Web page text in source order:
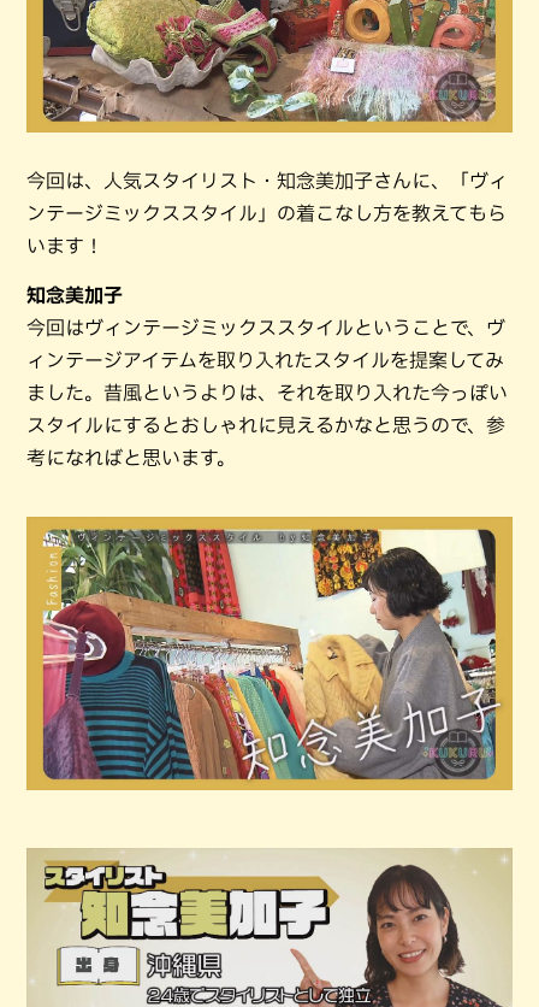
今回は、人気スタイリスト・知念美加子さんに、「ヴィ
ンテージミックススタイル」の着こなし方を教えてもら
います！
知念美加子
今回はヴィンテージミックススタイルということで、ヴ
ィンテージアイテムを取り入れたスタイルを提案してみ
ました。昔風というよりは、それを取り入れた今っぽい
スタイルにするとおしゃれに見えるかなと思うので、参
考になればと思います。